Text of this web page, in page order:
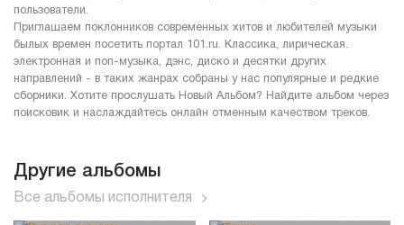
пользователи.
Приглашаем поклонников современных хитов и любителей музыки
былых времен посетить портал 101.ru. Классика, лирическая.
электронная и поп-музыка, дэнс, диско и десятки других
направлений - в таких жанрах собраны у нас популярные и редкие
сборники. Хотите прослушать Новый Альбом? Найдите альбом через
поисковик и наслаждайтесь онлайн отменным качеством треков.
Другие альбомы
Все альбомы исполнителя